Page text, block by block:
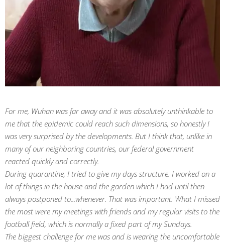
For me, Wuhan was far away and it was absolutely unthinkable to
me that the epidemic could reach such dimensions, so honestly I
was very surprised by the developments. But I think that, unlike in
many of our neighboring countries, our federal government
reacted quickly and correctly.
During quarantine, I tried to give my days structure. I worked on a
lot of things in the house and the garden which I had until then
always postponed to...whenever. That was important. What I missed
the most were my meetings with friends and my regular visits to the
football field, which is normally a fixed part of my Sundays.
The biggest challenge for me was and is wearing the uncomfortable